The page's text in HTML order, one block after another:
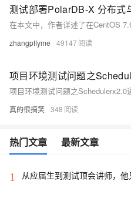
测试部署PolarDB-X 分布式
zhangpflyme 49147
真的很搞笑 348
热门文章 最新文章
1 从应届生到测试顶会讲师，他